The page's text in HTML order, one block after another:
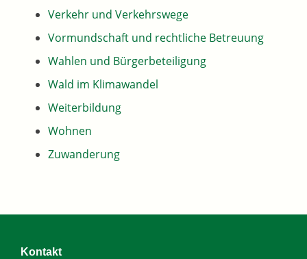
Verkehr und Verkehrswege
Vormundschaft und rechtliche Betreuung
Wahlen und Bürgerbeteiligung
Wald im Klimawandel
Weiterbildung
Wohnen
Zuwanderung
Kontakt